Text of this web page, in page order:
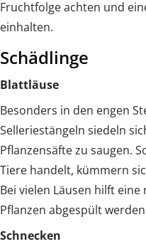
Fruchtfolge achten und
einhalten.
Schädlinge
Blattläuse
Besonders in den engen
Selleriestängeln siedeln
Pflanzensäfte zu saugen.
Tiere handelt, kümmern
Bei vielen Läusen hilft
Pflanzen abgespült
Schnecken